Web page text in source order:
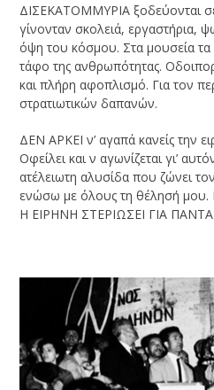
ΔΙΣΕΚΑΤΟΜΜΥΡΙΑ ξοδεύονται
γίνονταν σκολειά, εργαστήρια,
όψη του κόσμου. Στα μουσεία
τάφο της ανθρωπότητας.
και πλήρη αφοπλισμό. Για τον
στρατιωτικών δαπανών.
ΔΕΝ ΑΡΚΕΙ ν’ αγαπά κανείς την
Οφείλει και ν αγωνίζεται γι’
ατέλειωτη αλυσίδα που ζώνει
ενώσω με όλους τη θέλησή μου.
Η ΕΙΡΗΝΗ ΣΤΕΡΙΩΣΕΙ ΓΙΑ